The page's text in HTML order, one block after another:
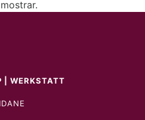
| WERKSTATT